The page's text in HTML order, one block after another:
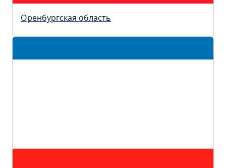
Оренбургская область